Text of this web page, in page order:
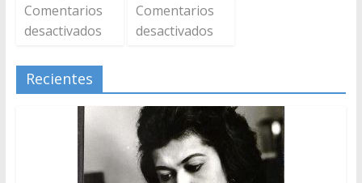
Comentarios
desactivados
Comentarios
desactivados
Recientes